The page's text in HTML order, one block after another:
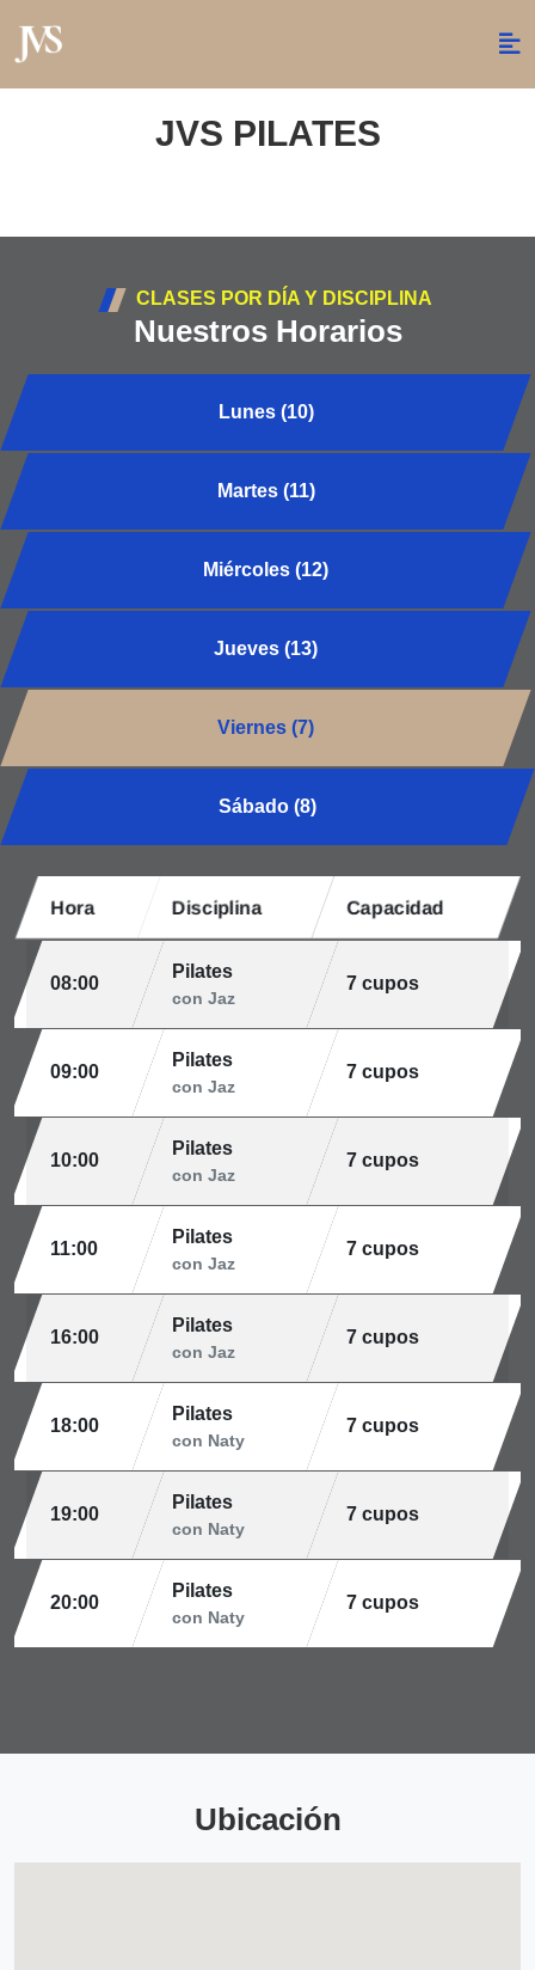
JVS PILATES
CLASES POR DÍA Y DISCIPLINA
Nuestros Horarios
Lunes (10)
Martes (11)
Miércoles (12)
Jueves (13)
Viernes (7)
Sábado (8)
Hora Disciplina Capacidad
08:00
Pilates
con Jaz
7 cupos
09:00
Pilates
con Jaz
7 cupos
10:00
Pilates
con Jaz
7 cupos
11:00
Pilates
con Jaz
7 cupos
16:00
Pilates
con Jaz
7 cupos
18:00
Pilates
con Naty
7 cupos
19:00
Pilates
con Naty
7 cupos
20:00
Pilates
con Naty
7 cupos
Ubicación